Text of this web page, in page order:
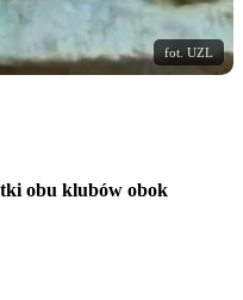
fot. UZL
obu klubów obok